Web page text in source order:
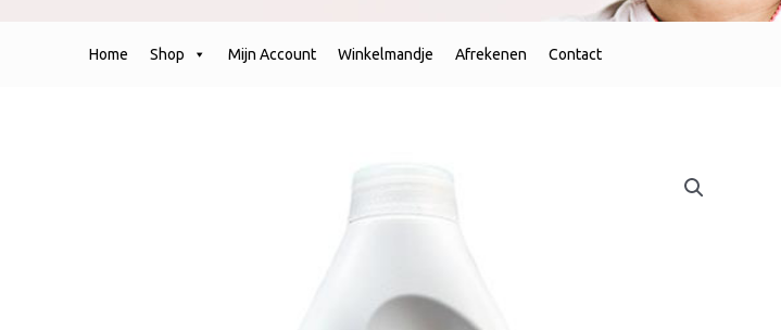
Home Shop Mijn Account Winkelmandje Afrekenen Contact